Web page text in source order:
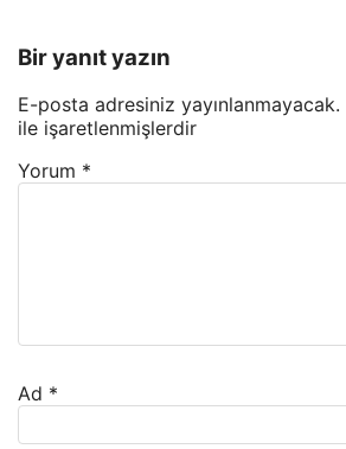
Bir yanıt yazın
E-posta adresiniz yayınlanmayacak.
ile işaretlenmişlerdir
Yorum *
Ad *